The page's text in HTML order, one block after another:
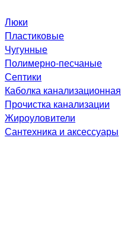
Люки
Пластиковые
Чугунные
Полимерно-песчаные
Септики
Каболка канализационная
Прочистка канализации
Жироуловители
Сантехника и аксессуары